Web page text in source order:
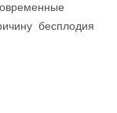
бесплодия